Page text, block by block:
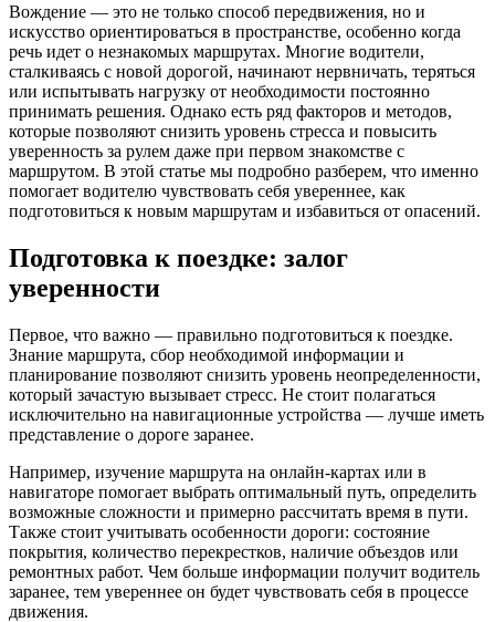
Вождение — это не только способ передвижения, но и
искусство ориентироваться в пространстве, особенно когда
речь идет о незнакомых маршрутах. Многие водители,
сталкиваясь с новой дорогой, начинают нервничать, теряться
или испытывать нагрузку от необходимости постоянно
принимать решения. Однако есть ряд факторов и методов,
которые позволяют снизить уровень стресса и повысить
уверенность за рулем даже при первом знакомстве с
маршрутом. В этой статье мы подробно разберем, что именно
помогает водителю чувствовать себя увереннее, как
подготовиться к новым маршрутам и избавиться от опасений.
Подготовка к поездке: залог
уверенности
Первое, что важно — правильно подготовиться к поездке.
Знание маршрута, сбор необходимой информации и
планирование позволяют снизить уровень неопределенности,
который зачастую вызывает стресс. Не стоит полагаться
исключительно на навигационные устройства — лучше иметь
представление о дороге заранее.
Например, изучение маршрута на онлайн-картах или в
навигаторе помогает выбрать оптимальный путь, определить
возможные сложности и примерно рассчитать время в пути.
Также стоит учитывать особенности дороги: состояние
покрытия, количество перекрестков, наличие объездов или
ремонтных работ. Чем больше информации получит водитель
заранее, тем увереннее он будет чувствовать себя в процессе
движения.